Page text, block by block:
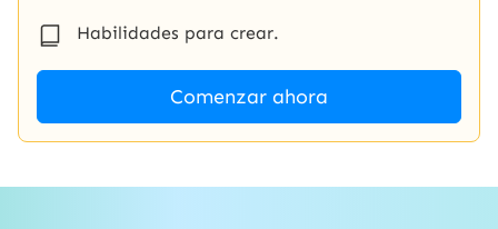
Habilidades para crear.
Comenzar ahora